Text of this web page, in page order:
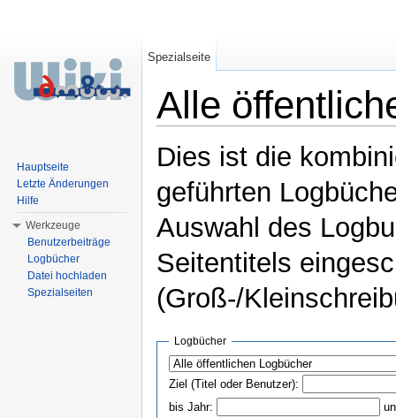
Alle
Dies ist die
geführten
Auswahl des
Seitentitels
(Groß-/
Logbücher
Ziel (Titel oder Benutzer):
bis Jahr:
Spezialseite
Hauptseite
Letzte Änderungen
Hilfe
Werkzeuge
Benutzerbeiträge
Logbücher
Datei hochladen
Spezialseiten